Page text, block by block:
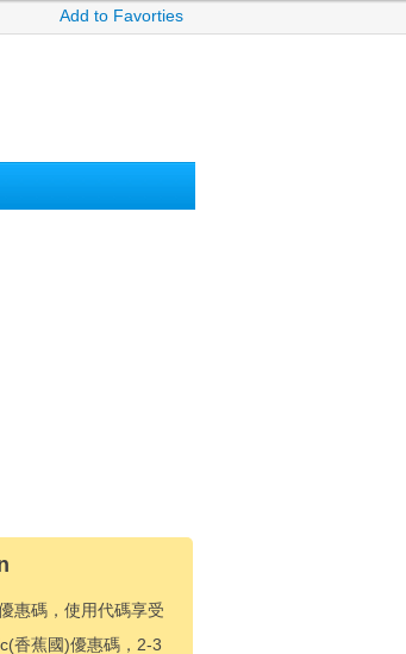
Add to Favorties
惠碼，使用代碼享受
香蕉國)優惠碼，2-3